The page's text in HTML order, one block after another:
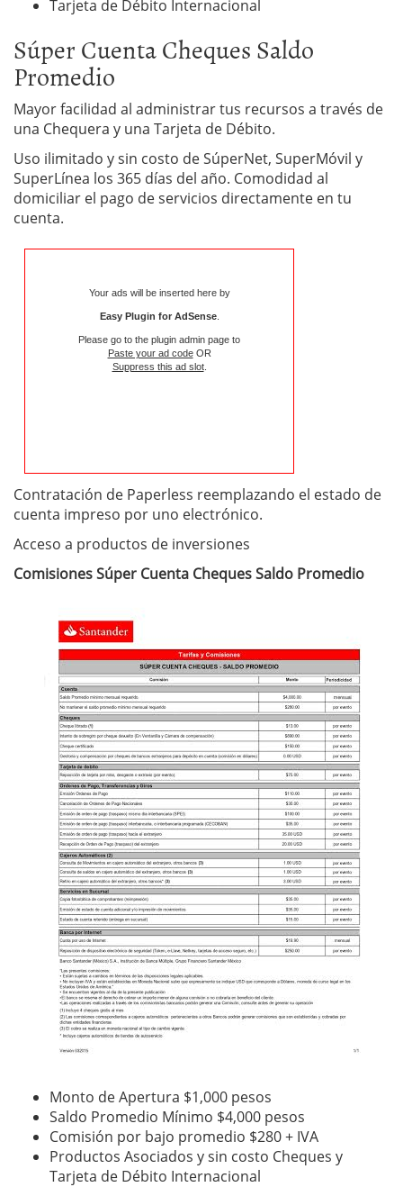
Tarjeta de Débito Internacional
Súper Cuenta Cheques Saldo
Promedio
Mayor facilidad al administrar tus recursos a través de
una Chequera y una Tarjeta de Débito.
Uso ilimitado y sin costo de SúperNet, SuperMóvil y
SuperLínea los 365 días del año. Comodidad al
domiciliar el pago de servicios directamente en tu
cuenta.
Your ads will be inserted here by
Easy Plugin for AdSense.
Please go to the plugin admin page to
Paste your ad codeOR
Suppress this ad slot.
Contratación de Paperless reemplazando el estado de
cuenta impreso por uno electrónico.
Acceso a productos de inversiones
Comisiones Súper Cuenta Cheques Saldo Promedio
Monto de Apertura $1,000 pesos
Saldo Promedio Mínimo $4,000 pesos
Comisión por bajo promedio $280 + IVA
Productos Asociados y sin costo Cheques y
Tarjeta de Débito Internacional